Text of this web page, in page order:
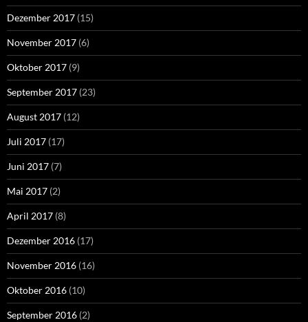
Dezember 2017 (15)
November 2017 (6)
Oktober 2017 (9)
September 2017 (23)
August 2017 (12)
Juli 2017 (17)
Juni 2017 (7)
Mai 2017 (2)
April 2017 (8)
Dezember 2016 (17)
November 2016 (16)
Oktober 2016 (10)
September 2016 (2)